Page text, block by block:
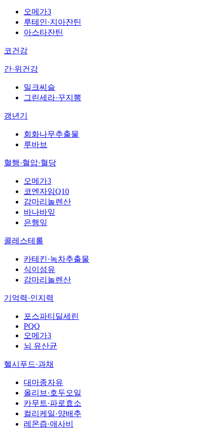
오메가3
루테인·지아잔틴
아스타잔틴
코건강
간·위건강
밀크씨슬
그린세라·꾸지뽕
갱년기
회화나무추출물
루바브
혈행·혈압·혈당
오메가3
코엔자임Q10
감마리놀렌산
바나바잎
은행잎
콜레스테롤
카테킨·녹차추출물
식이섬유
감마리놀렌산
기억력·인지력
포스파티딜세린
PQQ
오메가3
뇌 유산균
헬시푸드·과채
대마종자유
올리브·호두오일
카무트·파로효소
컬리케일·양배추
레몬즙·애사비